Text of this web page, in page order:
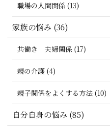
職場の人間関係 (13)
家族の悩み (36)
共働き 夫婦関係 (17)
親の介護 (4)
親子関係をよくする方法 (10)
自分自身の悩み (85)